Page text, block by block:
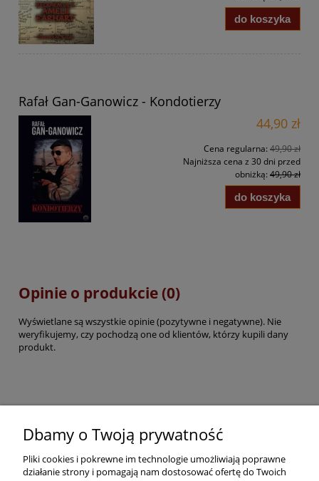
do koszyka
Rafał Gan-Ganowicz - Kondotierzy
44,90 zł
Cena regularna: 49,90 zł
Najniższa cena z 30 dni przed
obniżką: 49,90 zł
do koszyka
Opinie o produkcie (0)
Wyświetlane są wszystkie opinie (pozytywne i negatywne). Nie
weryfikujemy, czy pochodzą one od klientów, którzy kupili dany
produkt.
Pomoc
Dostawa
Dbamy o Twoją prywatność
Pliki cookies i pokrewne im technologie umożliwiają poprawne
działanie strony i pomagają nam dostosować ofertę do Twoich